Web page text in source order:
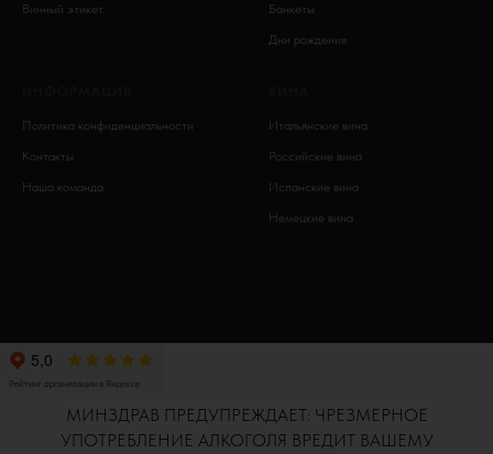
Винный этикет
Банкеты
Дни рождения
Политика конфиденциальности
Контакты
Наша команда
Итальянские вина
Российские вина
Испанские вина
Немецкие вина
МИНЗДРАВ ПРЕДУПРЕЖДАЕТ: ЧРЕЗМЕРНОЕ
УПОТРЕБЛЕНИЕ АЛКОГОЛЯ ВРЕДИТ ВАШЕМУ